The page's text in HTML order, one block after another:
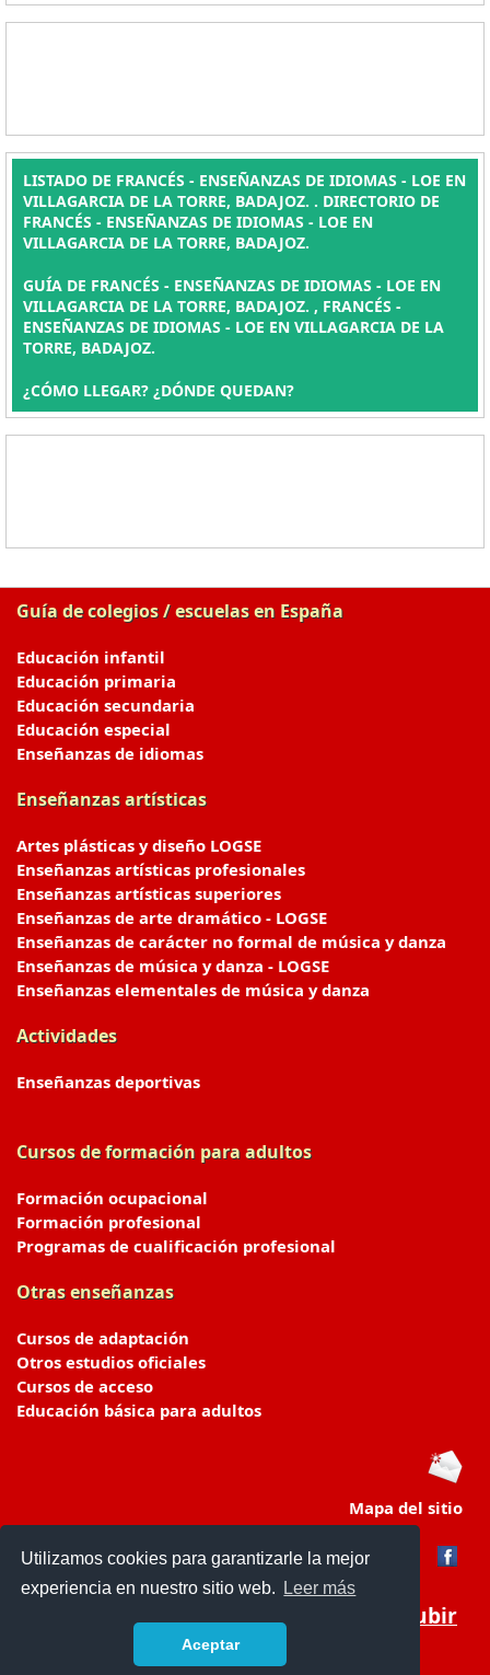
Utilizamos cookies para garantizarle la mejor
experiencia en nuestro sitio web.
Leer más
Aceptar
LISTADO DE FRANCÉS - ENSEÑANZAS DE IDIOMAS - LOE EN
VILLAGARCIA DE LA TORRE, BADAJOZ. . DIRECTORIO DE
FRANCÉS - ENSEÑANZAS DE IDIOMAS - LOE EN
VILLAGARCIA DE LA TORRE, BADAJOZ.
GUÍA DE FRANCÉS - ENSEÑANZAS DE IDIOMAS - LOE EN
VILLAGARCIA DE LA TORRE, BADAJOZ. , FRANCÉS -
ENSEÑANZAS DE IDIOMAS - LOE EN VILLAGARCIA DE LA
TORRE, BADAJOZ.
¿CÓMO LLEGAR? ¿DÓNDE QUEDAN?
Guía de colegios / escuelas en España
Educación infantil
Educación primaria
Educación secundaria
Educación especial
Enseñanzas de idiomas
Enseñanzas artísticas
Artes plásticas y diseño LOGSE
Enseñanzas artísticas profesionales
Enseñanzas artísticas superiores
Enseñanzas de arte dramático - LOGSE
Enseñanzas de carácter no formal de música y danza
Enseñanzas de música y danza - LOGSE
Enseñanzas elementales de música y danza
Actividades
Enseñanzas deportivas
Cursos de formación para adultos
Formación ocupacional
Formación profesional
Programas de cualificación profesional
Otras enseñanzas
Cursos de adaptación
Otros estudios oficiales
Cursos de acceso
Educación básica para adultos
Mapa del sitio
Subir